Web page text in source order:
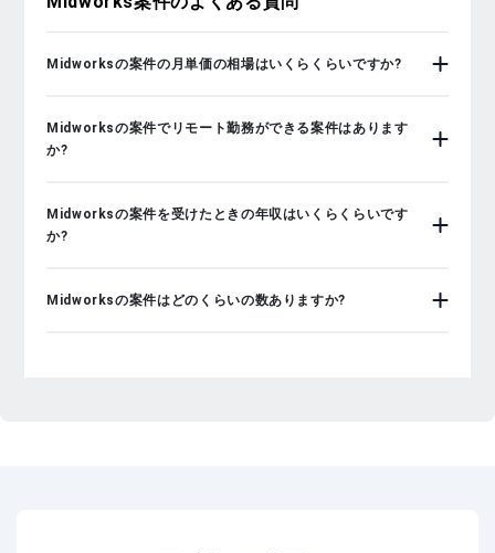
Midworksの案件の月単価の相場はいくらくらいですか?
Midworksの案件でリモート勤務ができる案件はあります
か?
Midworksの案件を受けたときの年収はいくらくらいです
か?
Midworksの案件はどのくらいの数ありますか?